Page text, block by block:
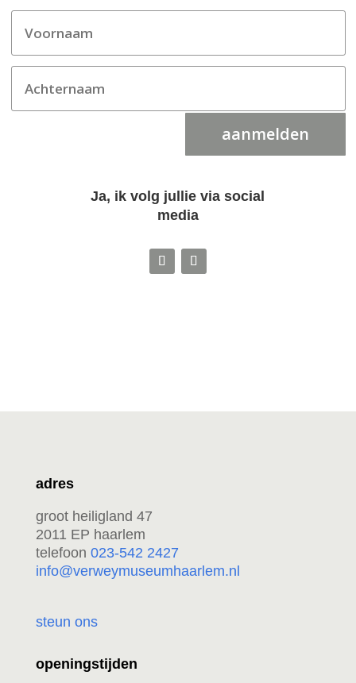
aanmelden
Ja, ik volg jullie via social
media
adres
groot heiligland 47
2011 EP haarlem
telefoon 023-542 2427
info@verweymuseumhaarlem.nl
steun ons
openingstijden